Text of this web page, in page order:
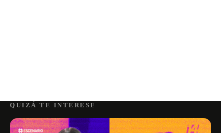
QUIZÁ TE INTERESE